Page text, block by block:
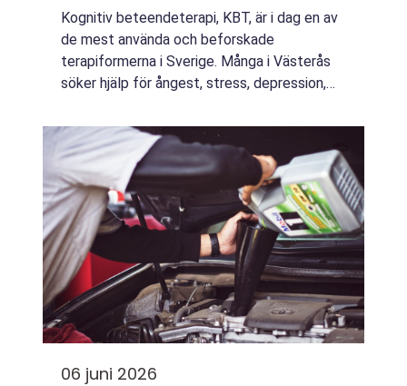
Kognitiv beteendeterapi, KBT, är i dag en av
de mest använda och beforskade
terapiformerna i Sverige. Många i Västerås
söker hjälp för ångest, stress, depression,
behandling som är både strukturerad oc...
06 juni 2026